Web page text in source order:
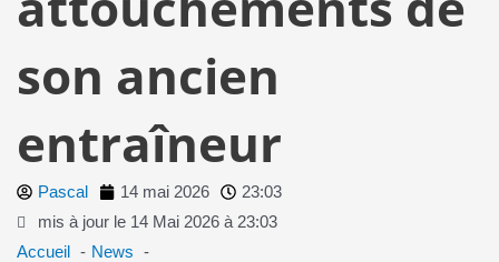
son ancien
entraîneur
Pascal 14 mai 2026
23:03
mis à jour le 14 Mai 2026 à 23:03
Accueil
News